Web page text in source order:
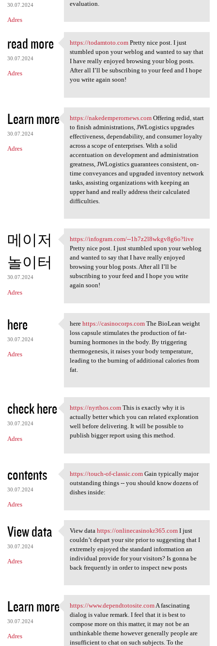
30.07.2024
Adres
evaluation.
read more
30.07.2024
Adres
https://todamtoto.com Pretty
https://todamtoto.comPretty nice post. I just
stumbled upon your weblog and wanted to say that
I have really enjoyed browsing your blog posts.
After all I’ll be subscribing to your feed and I hope
you write again soon!
Learn more
30.07.2024
Adres
https://nakedemperornews.com
https://nakedemperornews.comOffering redid, start
to finish administrations, JWLogistics upgrades
effectiveness, dependability, and consumer loyalty
across a scope of enterprises. With a solid
accentuation on development and administration
greatness, JWLogistics guarantees consistent, on-
time conveyances and upgraded inventory network
tasks, assisting organizations with keeping an
upper hand and really address their calculated
difficulties.
메이저
놀이터
30.07.2024
Adres
https://infogram.com/-
https://infogram.com/--1h7z2l8wkgv8g6o?live
Pretty nice post. I just stumbled upon your weblog
and wanted to say that I have really enjoyed
browsing your blog posts. After all I’ll be
subscribing to your feed and I hope you write
again soon!
here
30.07.2024
Adres
here https://casinocorps
here https://casinocorps.comThe BioLean weight
loss capsule stimulates the production of fat-
burning hormones in the body. By triggering
thermogenesis, it raises your body temperature,
leading to the burning of additional calories from
fat.
check here
30.07.2024
Adres
https://nyrthos.com This is
https://nyrthos.comThis is exactly why it is
actually better which you can related exploration
well before delivering. It will be possible to
publish bigger report using this method.
contents
30.07.2024
Adres
https://touch-of-classic.com
https://touch-of-classic.comGain typically major
outstanding things -- you should know dozens of
dishes inside:
View data
30.07.2024
Adres
View data https:/
View data https://onlinecasinokr365.comI just
couldn’t depart your site prior to suggesting that I
extremely enjoyed the standard information an
individual provide for your visitors? Is gonna be
back frequently in order to inspect new posts
Learn more
30.07.2024
Adres
https://www.dependtotosite
https://www.dependtotosite.comA fascinating
dialog is value remark. I feel that it is best to
compose more on this matter, it may not be an
unthinkable theme however generally people are
insufficient to chat on such subjects. To the